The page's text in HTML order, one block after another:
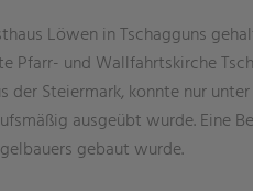
Löwen in Tschagguns
Pfarr- und Wallfahrtskirche
der Steiermark, konnte nur
ausgeübt wurde. Eine
gebaut wurde.